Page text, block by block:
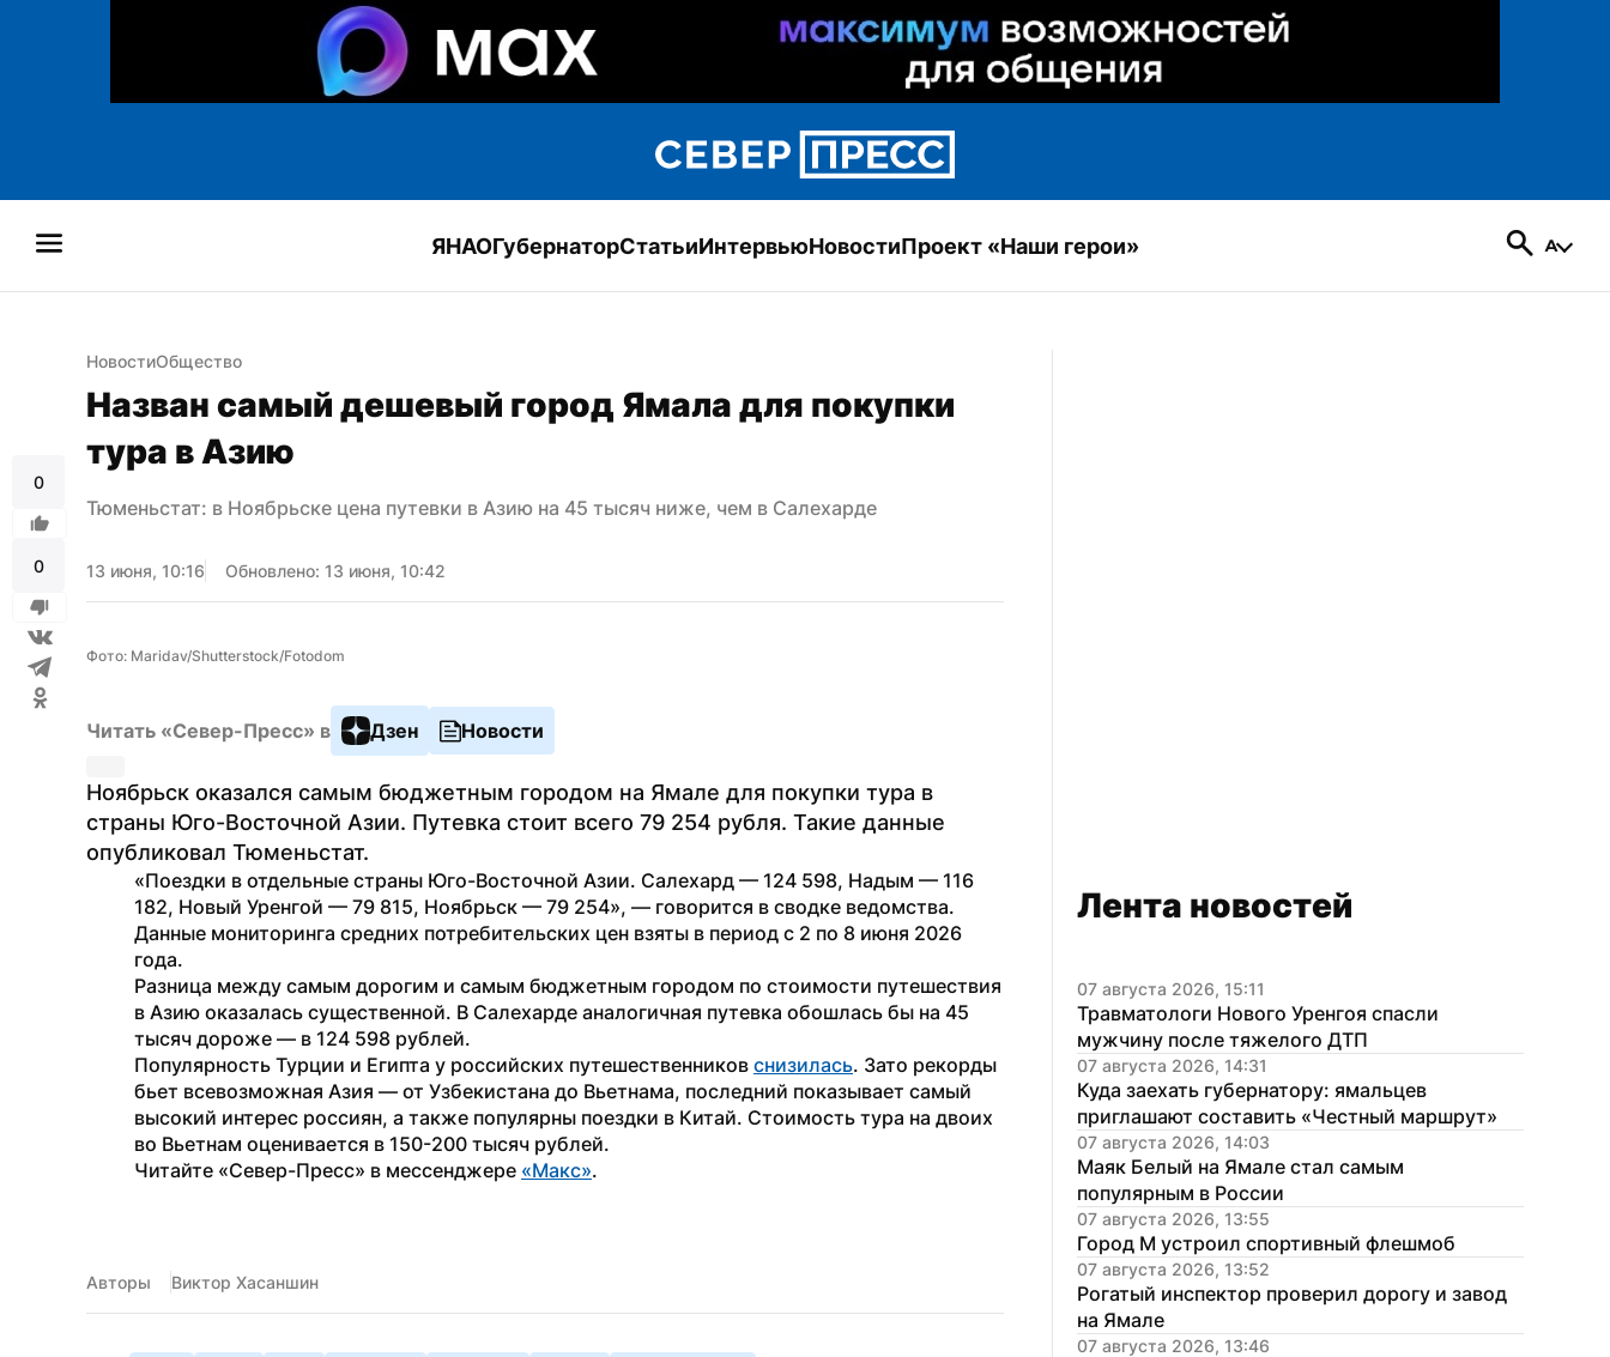
ЯНАОГубернаторСтатьиИнтервьюНовостиПроект «Наши герои»
0
0
НовостиОбщество
Назван самый дешевый город Ямала для покупки
тура в Азию
Тюменьстат: в Ноябрьске цена путевки в Азию на 45 тысяч ниже, чем в Салехарде
13 июня, 10:16 Обновлено: 13 июня, 10:42
Фото: Maridav/Shutterstock/Fotodom
Читать «Север-Пресс» в Дзен Новости
Ноябрьск оказался самым бюджетным городом на Ямале для покупки тура в
страны Юго-Восточной Азии. Путевка стоит всего 79 254 рубля. Такие данные
опубликовал Тюменьстат.
«Поездки в отдельные страны Юго-Восточной Азии. Салехард — 124 598, Надым — 116
182, Новый Уренгой — 79 815, Ноябрьск — 79 254», — говорится в сводке ведомства.
Данные мониторинга средних потребительских цен взяты в период с 2 по 8 июня 2026
года.
Разница между самым дорогим и самым бюджетным городом по стоимости путешествия
в Азию оказалась существенной. В Салехарде аналогичная путевка обошлась бы на 45
тысяч дороже — в 124 598 рублей.
Популярность Турции и Египта у российских путешественников снизилась. Зато рекорды
бьет всевозможная Азия — от Узбекистана до Вьетнама, последний показывает самый
высокий интерес россиян, а также популярны поездки в Китай. Стоимость тура на двоих
во Вьетнам оценивается в 150-200 тысяч рублей.
Читайте «Север-Пресс» в мессенджере «Макс».
Авторы Виктор Хасаншин
Лента новостей
07 августа 2026, 15:11
Травматологи Нового Уренгоя спасли
мужчину после тяжелого ДТП
07 августа 2026, 14:31
Куда заехать губернатору: ямальцев
приглашают составить «Честный маршрут»
07 августа 2026, 14:03
Маяк Белый на Ямале стал самым
популярным в России
07 августа 2026, 13:55
Город М устроил спортивный флешмоб
07 августа 2026, 13:52
Рогатый инспектор проверил дорогу и завод
на Ямале
07 августа 2026, 13:46